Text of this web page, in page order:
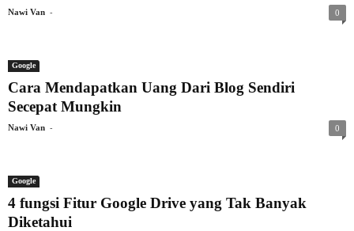
Nawi Van - 0
Google
Cara Mendapatkan Uang Dari Blog Sendiri
Secepat Mungkin
Nawi Van - 0
Google
4 fungsi Fitur Google Drive yang Tak Banyak
Diketahui